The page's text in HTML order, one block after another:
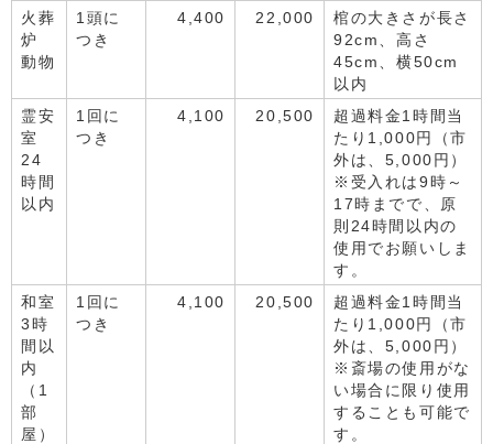
火葬
炉
動物
1頭に
つき
4,400 22,000
棺の大きさが長さ
92cm、高さ
45cm、横50cm
以内
霊安
室
24
時間
以内
1回に
つき
4,100 20,500
超過料金1時間当
たり1,000円（市
外は、5,000円）
※受入れは9時～
17時までで、原
則24時間以内の
使用でお願いしま
す。
和室
3時
間以
内
（1
部
屋）
1回に
つき
4,100 20,500
超過料金1時間当
たり1,000円（市
外は、5,000円）
※斎場の使用がな
い場合に限り使用
することも可能で
す。